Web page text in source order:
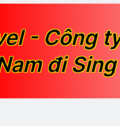
- Công
đi